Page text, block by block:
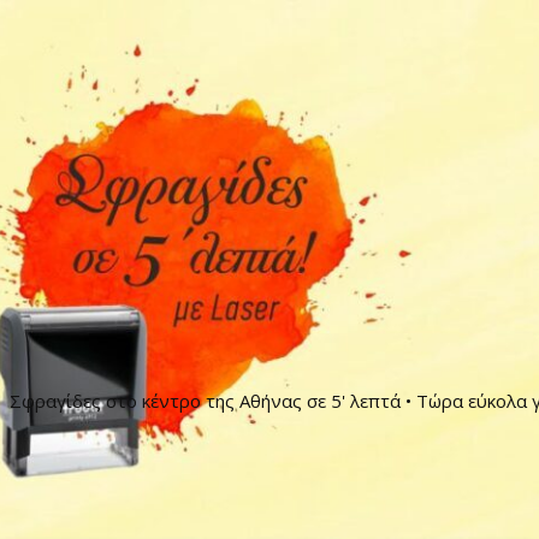
Σφραγίδες στο κέντρο της Αθήνας σε 5' λεπτά • Τώρα εύκολα